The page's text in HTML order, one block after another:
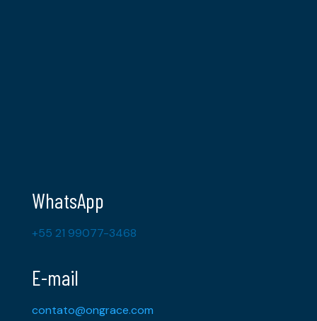
WhatsApp
+55 21 99077-3468
E-mail
contato@ongrace.com